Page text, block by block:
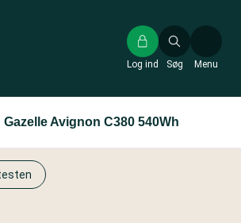
Søg
Log ind Menu
Gazelle Avignon C380 540Wh